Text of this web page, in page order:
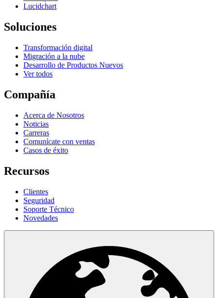
Lucidchart
Soluciones
Transformación digital
Migración a la nube
Desarrollo de Productos Nuevos
Ver todos
Compañía
Acerca de Nosotros
Noticias
Carreras
Comunícate con ventas
Casos de éxito
Recursos
Clientes
Seguridad
Soporte Técnico
Novedades